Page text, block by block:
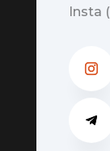
Insta (